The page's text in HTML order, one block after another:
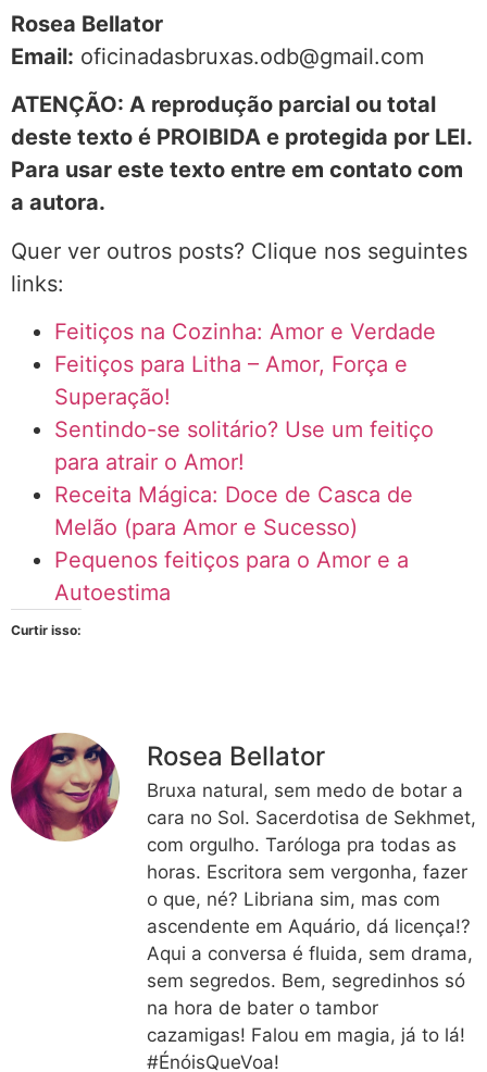
Rosea Bellator
Email: oficinadasbruxas.odb@gmail.com
ATENÇÃO: A reprodução parcial ou total
deste texto é PROIBIDA e protegida por LEI.
Para usar este texto entre em contato com
a autora.
Quer ver outros posts? Clique nos seguintes
links:
Feitiços na Cozinha: Amor e Verdade
Feitiços para Litha – Amor, Força e
Superação!
Sentindo-se solitário? Use um feitiço
para atrair o Amor!
Receita Mágica: Doce de Casca de
Melão (para Amor e Sucesso)
Pequenos feitiços para o Amor e a
Autoestima
Curtir isso:
Rosea Bellator
Bruxa natural, sem medo de botar a
cara no Sol. Sacerdotisa de Sekhmet,
com orgulho. Taróloga pra todas as
horas. Escritora sem vergonha, fazer
o que, né? Libriana sim, mas com
ascendente em Aquário, dá licença!?
Aqui a conversa é fluida, sem drama,
sem segredos. Bem, segredinhos só
na hora de bater o tambor
cazamigas! Falou em magia, já to lá!
#ÉnóisQueVoa!